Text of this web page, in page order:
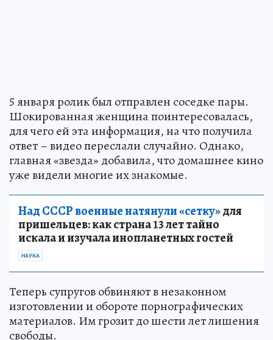
5 января ролик был отправлен соседке пары.
Шокированная женщина поинтересовалась,
для чего ей эта информация, на что получила
ответ – видео переслали случайно. Однако,
главная «звезда» добавила, что домашнее кино
уже видели многие их знакомые.
Над СССР военные натянули «сетку»для
пришельцев: как страна 13 лет тайно
искала и изучала инопланетных гостей
НАУКА
Теперь супругов обвиняют в незаконном
изготовлении и обороте порнографических
материалов. Им грозит до шести лет лишения
свободы.